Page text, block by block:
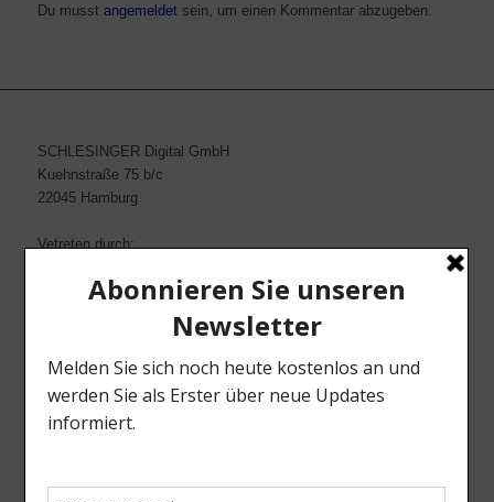
Du musst angemeldetsein, um einen Kommentar abzugeben.
SCHLESINGER Digital GmbH
Kuehnstraße 75 b/c
22045 Hamburg
Vetreten durch:
Fax 040-25170222
Web: www.schlesinger-net.de